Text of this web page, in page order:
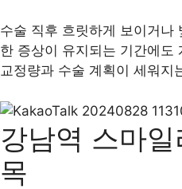
수술 직후 흐릿하게 보이거나
한 증상이 유지되는 기간에도
교정량과 수술 계획이 세워지
강남역 스마
목